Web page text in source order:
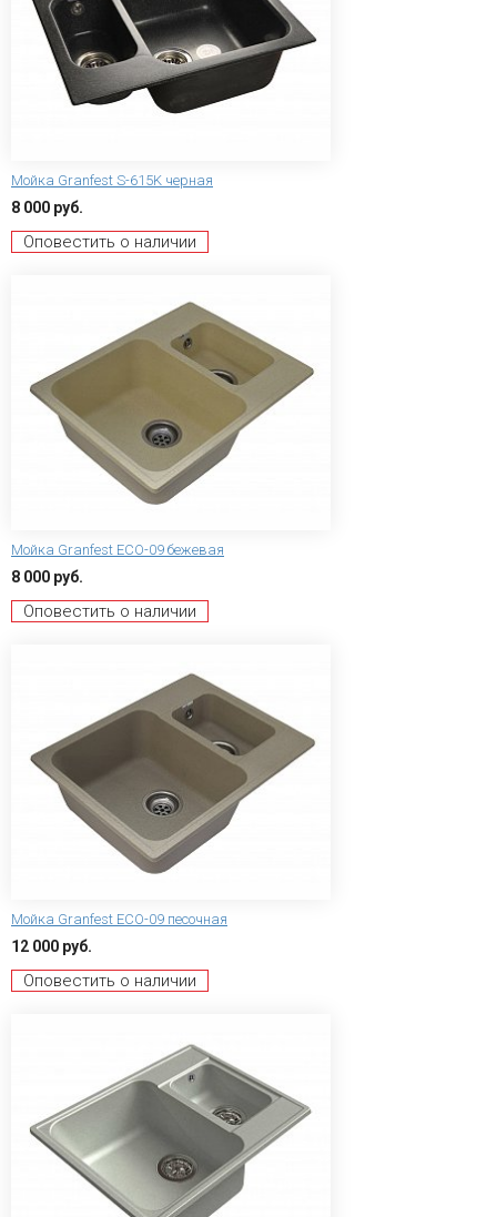
Мойка Granfest S-615K черная
8 000 руб.
Оповестить о наличии
Мойка Granfest ECO-09 бежевая
8 000 руб.
Оповестить о наличии
Мойка Granfest ECO-09 песочная
12 000 руб.
Оповестить о наличии